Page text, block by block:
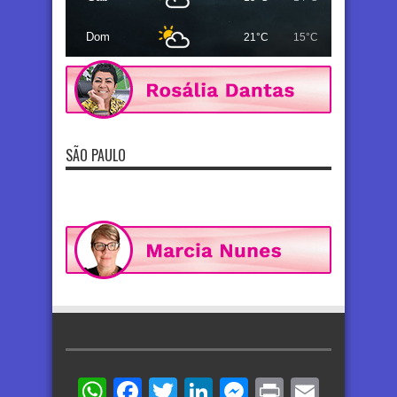
Dom 21°C 15°C
SÃO PAULO